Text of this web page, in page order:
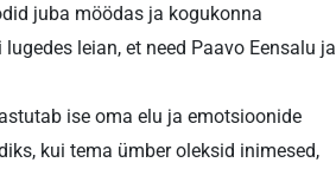
juba möödas ja kogukonna
leian, et need Paavo Eensalu ja
ise oma elu ja emotsioonide
kui tema ümber oleksid inimesed,